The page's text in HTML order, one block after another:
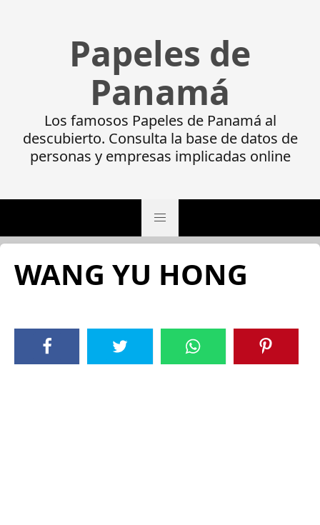
Papeles de
Panamá
Los famosos Papeles de Panamá al
descubierto. Consulta la base de datos de
personas y empresas implicadas online
WANG YU HONG